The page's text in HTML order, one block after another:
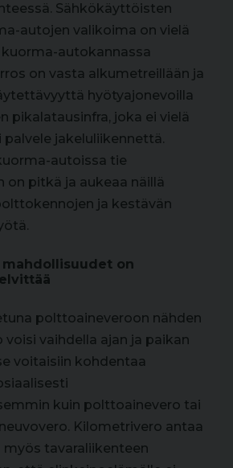
Sähkökäyttöisten
autojen valikoima on vielä
autokannassa
on vasta alkumetreillään ja
hyötyajonevoilla
pikalatausinfra, joka ei vielä
jakeluliikennettä.
autoissa tie
on pitkä ja aukeaa näillä
ja kestävän
on
polttoaineveroon nähden
voisi vaihdella ajan ja paikan
voitaisiin kohdentaa
kuin polttoainevero tai
Kilometrivero antaa
tavaraliikenteen